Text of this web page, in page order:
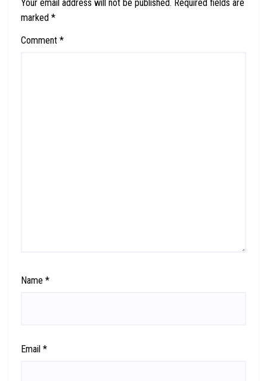
Your email address will not be published. Required fields are
marked *
Comment *
Name *
Email *